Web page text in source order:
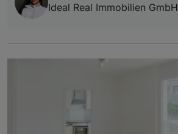
Ideal Real Immobilien GmbH